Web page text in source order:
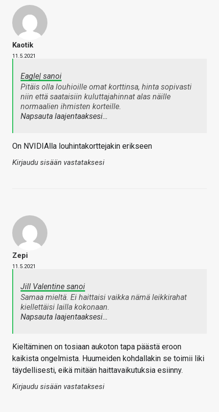
Kaotik
11.5.2021
Eagle| sanoi
Pitäis olla louhioille omat korttinsa, hinta sopivasti
niin että saataisiin kuluttajahinnat alas näille
normaalien ihmisten korteille.
Napsauta laajentaaksesi…
On NVIDIAlla louhintakorttejakin erikseen
Kirjaudu sisään vastataksesi
Zepi
11.5.2021
Jill Valentine sanoi
Samaa mieltä. Ei haittaisi vaikka nämä leikkirahat
kiellettäisi lailla kokonaan.
Napsauta laajentaaksesi…
Kieltäminen on tosiaan aukoton tapa päästä eroon
kaikista ongelmista. Huumeiden kohdallakin se toimii liki
täydellisesti, eikä mitään haittavaikutuksia esiinny.
Kirjaudu sisään vastataksesi